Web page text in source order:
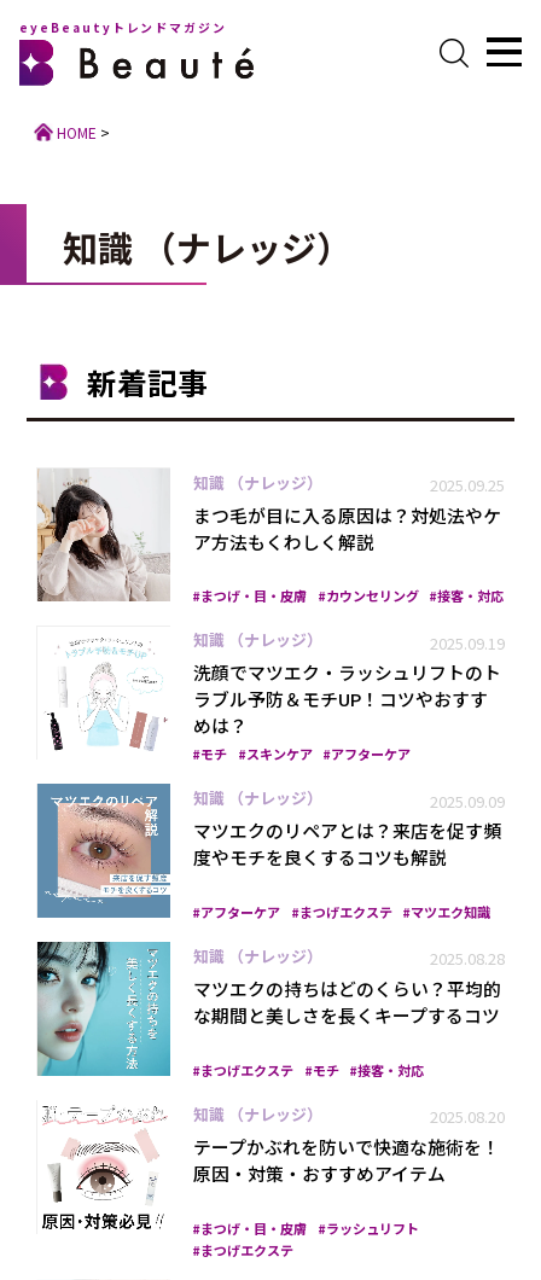
プライバシーポリシー
eyeBeautyトレンドマガジン
HOME >
知識 （ナレッジ）
新着記事
知識 （ナレッジ） 2025.09.25
まつ毛が目に入る原因は？対処法やケ
ア方法もくわしく解説
まつげ・目・皮膚 カウンセリング 接客・対応
知識 （ナレッジ） 2025.09.19
洗顔でマツエク・ラッシュリフトのト
ラブル予防＆モチUP！コツやおすす
めは？
モチ スキンケア アフターケア
知識 （ナレッジ） 2025.09.09
マツエクのリペアとは？来店を促す頻
度やモチを良くするコツも解説
アフターケア まつげエクステ マツエク知識
知識 （ナレッジ） 2025.08.28
マツエクの持ちはどのくらい？平均的
な期間と美しさを長くキープするコツ
まつげエクステ モチ 接客・対応
知識 （ナレッジ） 2025.08.20
テープかぶれを防いで快適な施術を！
原因・対策・おすすめアイテム
まつげ・目・皮膚
ラッシュリフト
まつげエクステ